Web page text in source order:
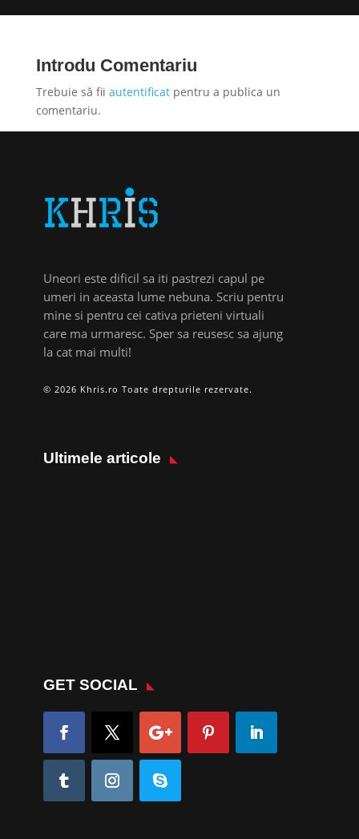
Introdu Comentariu
Trebuie să fii autentificatpentru a publica un
comentariu.
Uneori este dificil sa iti pastrezi capul pe
umeri in aceasta lume nebuna. Scriu pentru
mine si pentru cei cativa prieteni virtuali
care ma urmaresc. Sper sa reusesc sa ajung
la cat mai multi!
© 2026 Khris.ro Toate drepturile rezervate.
Ultimele articole
GET SOCIAL